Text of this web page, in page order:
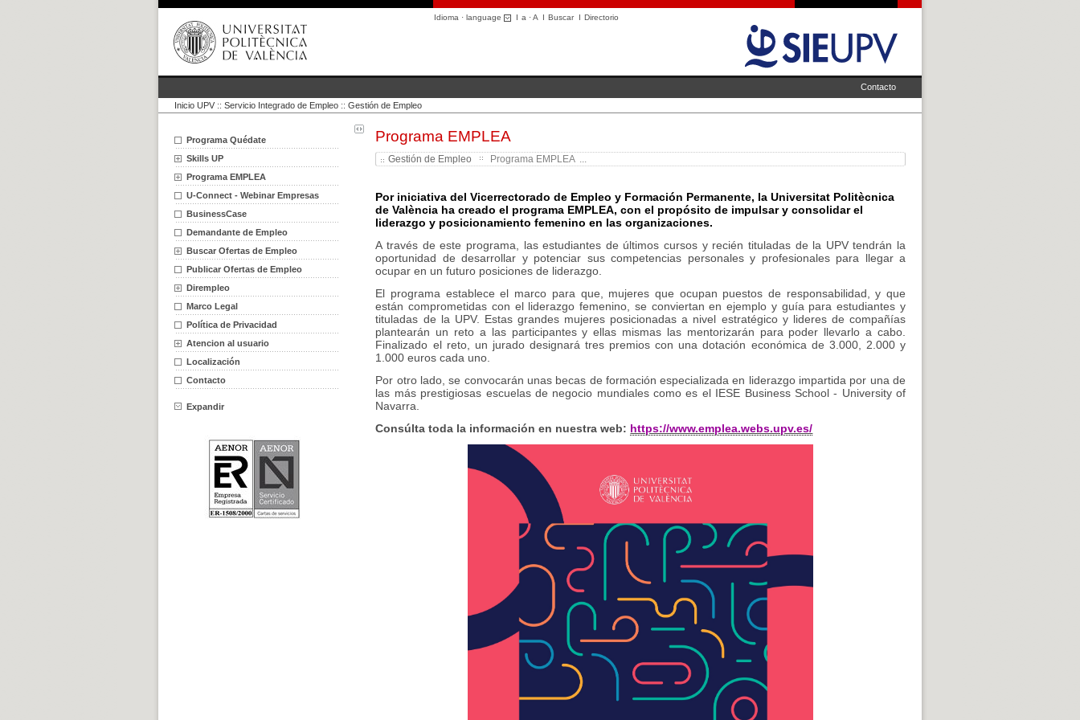
Idioma · language I a ·A I BuscarI Directorio
Contacto
Inicio UPV :: Servicio Integrado de Empleo :: Gestión de Empleo
Programa Quédate
Skills UP
Programa EMPLEA
U-Connect - Webinar Empresas
BusinessCase
Demandante de Empleo
Buscar Ofertas de Empleo
Publicar Ofertas de Empleo
Dirempleo
Marco Legal
Política de Privacidad
Atencion al usuario
Localización
Contacto
Expandir
Programa EMPLEA
Gestión de Empleo Programa EMPLEA ...
Por iniciativa del Vicerrectorado de Empleo y Formación Permanente, la Universitat Politècnica
de València ha creado el programa EMPLEA, con el propósito de impulsar y consolidar el
liderazgo y posicionamiento femenino en las organizaciones.
A través de este programa, las estudiantes de últimos cursos y recién tituladas de la UPV tendrán la
oportunidad de desarrollar y potenciar sus competencias personales y profesionales para llegar a
ocupar en un futuro posiciones de liderazgo.
El programa establece el marco para que, mujeres que ocupan puestos de responsabilidad, y que
están comprometidas con el liderazgo femenino, se conviertan en ejemplo y guía para estudiantes y
tituladas de la UPV. Estas grandes mujeres posicionadas a nivel estratégico y lideres de compañías
plantearán un reto a las participantes y ellas mismas las mentorizarán para poder llevarlo a cabo.
Finalizado el reto, un jurado designará tres premios con una dotación económica de 3.000, 2.000 y
1.000 euros cada uno.
Por otro lado, se convocarán unas becas de formación especializada en liderazgo impartida por una de
las más prestigiosas escuelas de negocio mundiales como es el IESE Business School - University of
Navarra.
Consúlta toda la información en nuestra web: https://www.emplea.webs.upv.es/